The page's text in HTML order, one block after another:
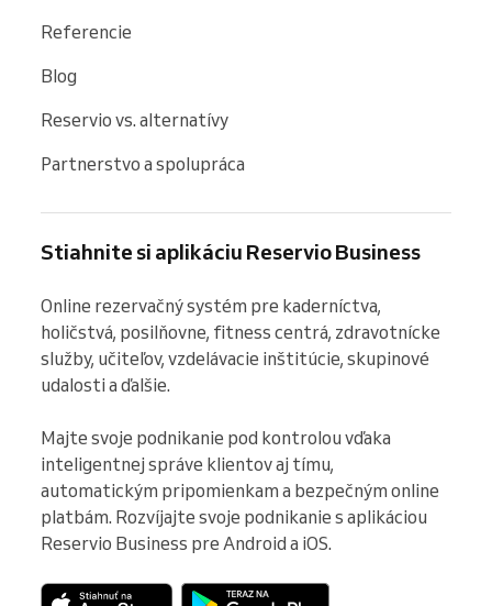
Referencie
Blog
Reservio vs. alternatívy
Partnerstvo a spolupráca
Stiahnite si aplikáciu Reservio Business
Online rezervačný systém pre kaderníctva,
holičstvá, posilňovne, fitness centrá, zdravotnícke
služby, učiteľov, vzdelávacie inštitúcie, skupinové
udalosti a ďalšie.
Majte svoje podnikanie pod kontrolou vďaka
inteligentnej správe klientov aj tímu,
automatickým pripomienkam a bezpečným online
platbám. Rozvíjajte svoje podnikanie s aplikáciou
Reservio Business pre Android a iOS.